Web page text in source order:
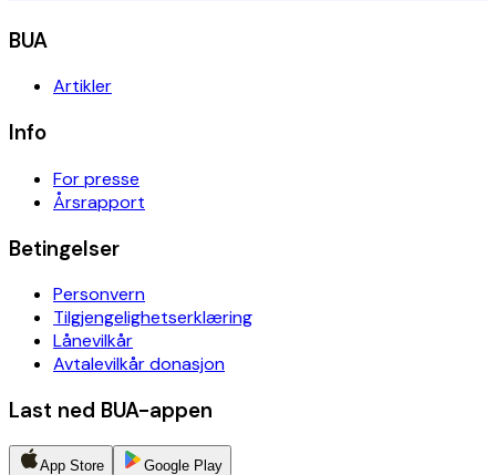
BUA
Artikler
Info
For presse
Årsrapport
Betingelser
Personvern
Tilgjengelighetserklæring
Lånevilkår
Avtalevilkår donasjon
Last ned BUA-appen
App Store Google Play